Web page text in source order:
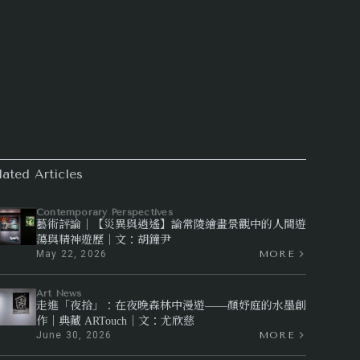
Articles
Contemporary Perspectives
藝術評論｜【災異與逍遙】論常陵繪畫景觀中的人間遊
蕩與精神遊歷｜文：胡鐘尹
May 22, 2026 MORE
Art News
走進「夜拾」：在夜晚森林中漫遊——顏妤庭的水墨創
作｜典藏 ARTouch｜文：尤欣慈
June 30, 2026 MORE